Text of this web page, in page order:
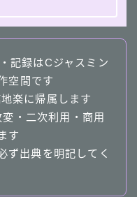
記録はCジャスミン
空間です
楽に帰属します
・二次利用・商用
す
ず出典を明記してく